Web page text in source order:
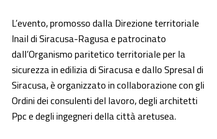
L’evento, promosso dalla Direzione territoriale
Inail di Siracusa-Ragusa e patrocinato
dall’Organismo paritetico territoriale per la
sicurezza in edilizia di Siracusa e dallo Spresal di
Siracusa, è organizzato in collaborazione con gli
Ordini dei consulenti del lavoro, degli architetti
Ppc e degli ingegneri della città aretusea.